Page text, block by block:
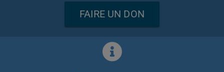
FAIRE UN DON